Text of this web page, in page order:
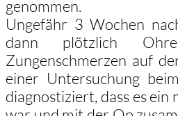
genommen.
Ungefähr 3 Wochen
dann plötzlich
Zungenschmerzen auf
einer Untersuchung
diagnostiziert, dass es ein